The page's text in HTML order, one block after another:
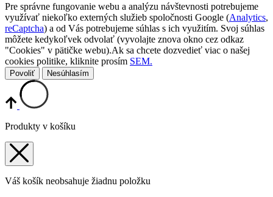
Pre správne fungovanie webu a analýzu návštevnosti potrebujeme
využívať niekoľko externých služieb spoločnosti Google (Analytics,
reCaptcha) a od Vás potrebujeme súhlas s ich využitím. Svoj súhlas
môžete kedykoľvek odvolať (vyvolajte znova okno cez odkaz
"Cookies" v pätičke webu).Ak sa chcete dozvedieť viac o našej
cookies politike, kliknite prosím SEM.
Povoliť Nesúhlasím
Produkty v košíku
Váš košík neobsahuje žiadnu položku